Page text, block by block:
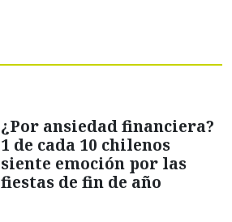
¿Por ansiedad financiera?
1 de cada 10 chilenos
siente emoción por las
fiestas de fin de año